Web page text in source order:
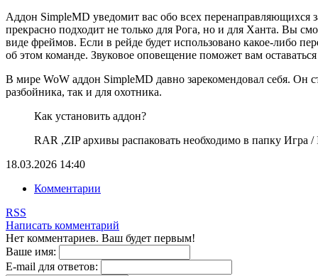
Аддон SimpleMD уведомит вас обо всех перенаправляющихся
прекрасно подходит не только для Рога, но и для Ханта. Вы
виде фреймов. Если в рейде будет использовано какое-либо
об этом команде. Звуковое оповещение поможет вам
В мире WoW аддон SimpleMD давно зарекомендовал себя. Он
разбойника, так и для охотника.
Как установить аддон?
RAR ,ZIP архивы распаковать необходимо в папку Игра /
18.03.2026 14:40
Комментарии
RSS
Написать комментарий
Нет комментариев. Ваш будет первым!
Ваше имя:
E-mail для ответов: